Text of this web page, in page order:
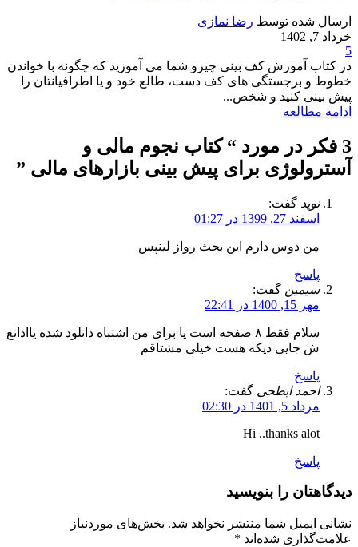
ارسال شده توسط رضا نمازی
خرداد 7, 1402
5
در کتاب آموزش کف بینی چیرو شما می آموزید که چگونه با خواندن
خطوط و برجستگی های کف دست، طالع خود و یا اطرافیانتان را
پیش بینی کنید و شخص...
ادامه مطالعه
3 فکر در مورد “
کتاب نجوم مالی و
آسترولوژی برای پیش بینی بازارهای مالی ”
نوید گفت:
اسفند 27, 1399 در 01:27
من دوس دارم این بحث رواز لینپس
پاسخ
سیمین گفت:
مهر 15, 1400 در 22:41
سلام فقط ۸ صفحه است یا برای من اشتباه دانلود شده یاادانع
ش جایی دیکه هست خیلی مشتاقم
پاسخ
احمد ابطحی گفت:
مرداد 5, 1401 در 02:30
Hi ..thanks alot
پاسخ
دیدگاهتان را بنویسید
نشانی ایمیل شما منتشر نخواهد شد. بخش‌های موردنیاز
علامت‌گذاری شده‌اند *